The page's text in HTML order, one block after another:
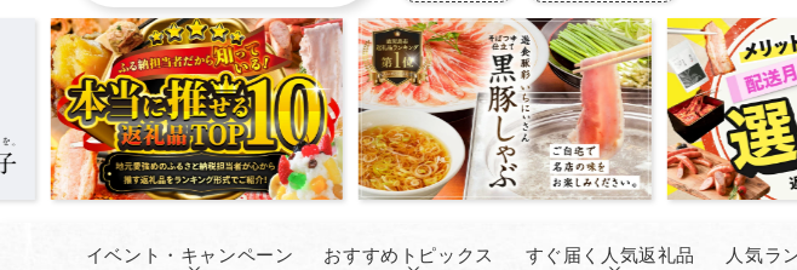
イベント・キャンペーン おすすめトピックス すぐ届く人気返礼品 人気ラ